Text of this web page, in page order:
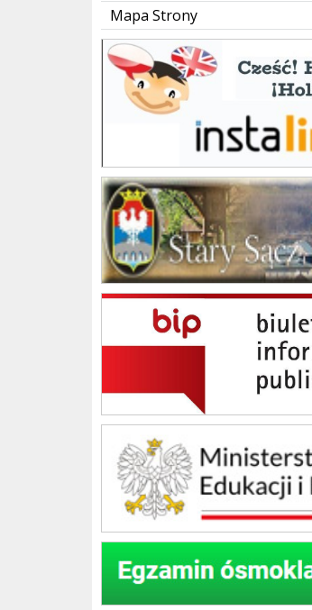
Mapa Strony
instaling
Gmina Stary Sącz
BIP Szkoła Podstawowa im. Jana Brzechwy w Skrudzinie
Ministerstwo Edukacji Narodowej
Egzamin ósmoklasisty